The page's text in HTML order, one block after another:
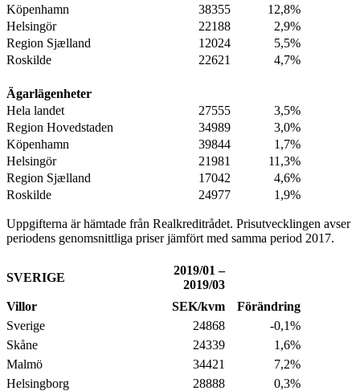
Köpenhamn
38355
12,8%
Helsingör
22188
2,9%
Region Sjælland
12024
5,5%
Roskilde
22621 4,7%
Ägarlägenheter
Hela landet
27555
3,5%
Region Hovedstaden
34989
3,0%
Köpenhamn
39844
1,7%
Helsingör
21981
11,3%
Region Sjælland
17042
4,6%
Roskilde
24977 1,9%
Uppgifterna är hämtade från Realkreditrådet. Prisutvecklingen avser
periodens genomsnittliga priser jämfört med samma period 2017.
SVERIGE
2019/01 –
2019/03
Villor
SEK/kvm
Förändring
Sverige
24868
-0,1%
Skåne
24339
1,6%
Malmö
34421
7,2%
Helsingborg
28888
0,3%